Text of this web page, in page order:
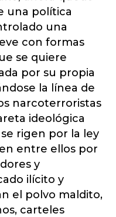
una política
una
con formas
se quiere
por su propia
la línea de
narcoterroristas
ideológica
rigen por la ley
entre ellos por
y
ilícito y
el polvo maldito,
carteles